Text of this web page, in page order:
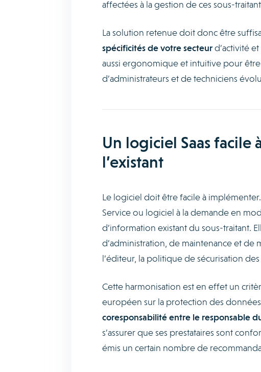
affectées à la gestion de ces sous-
La solution retenue doit donc être
spécificités de votre secteurd’activité
aussi ergonomique et intuitive pour
d’administrateurs et de techniciens
Un logiciel Saas
l’existant
Le logiciel doit être facile à
Service ou logiciel à la demande en
d’information existant du sous-traitant.
d’administration, de maintenance et de
l’éditeur, la politique de sécurisation
Cette harmonisation est en effet un
européen sur la protection des
coresponsabilité entre le responsable
s’assurer que ses prestataires sont
émis un certain nombre de